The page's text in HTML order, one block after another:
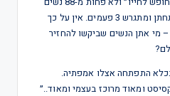
עונות למודעה, לטענתו. הוא מתחתן ומתגרש 3 פעמים. אין על כך
מי אתן הנשים שביקשו להחזיר
התפתחה אצלו אמפתיה.
ומאוד מרוכז בעצמי ומאוד..״